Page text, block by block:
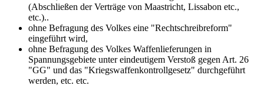
(Abschließen der Verträge von Maastricht, Lissabon etc.,
etc.)..
ohne Befragung des Volkes eine "Rechtschreibreform"
eingeführt wird,
ohne Befragung des Volkes Waffenlieferungen in
Spannungsgebiete unter eindeutigem Verstoß gegen Art. 26
"GG" und das "Kriegswaffenkontrollgesetz" durchgeführt
werden, etc. etc.